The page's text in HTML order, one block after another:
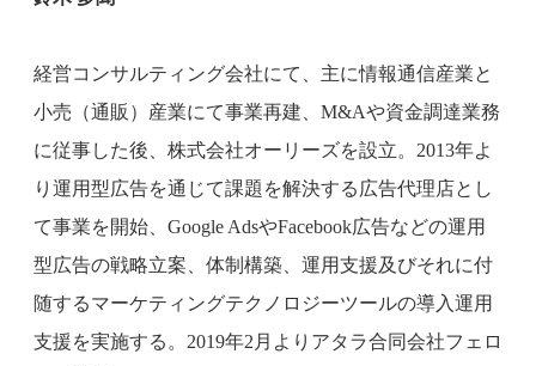
経営コンサルティング会社にて、主に情報通信産業と
小売（通販）産業にて事業再建、M&Aや資金調達業務
に従事した後、株式会社オーリーズを設立。2013年よ
り運用型広告を通じて課題を解決する広告代理店とし
て事業を開始、Google AdsやFacebook広告などの運用
型広告の戦略立案、体制構築、運用支援及びそれに付
随するマーケティングテクノロジーツールの導入運用
支援を実施する。2019年2月よりアタラ合同会社フェロ